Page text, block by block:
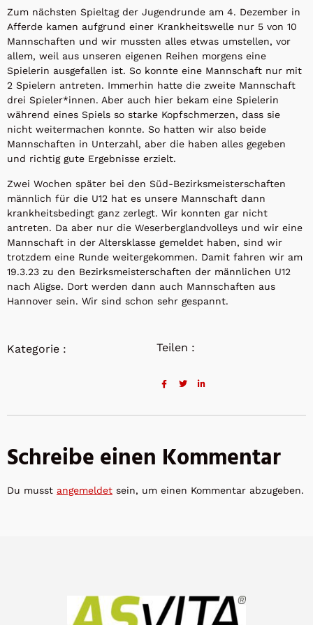
Zum nächsten Spieltag der Jugendrunde am 4. Dezember in
Afferde kamen aufgrund einer Krankheitswelle nur 5 von 10
Mannschaften und wir mussten alles etwas umstellen, vor
allem, weil aus unseren eigenen Reihen morgens eine
Spielerin ausgefallen ist. So konnte eine Mannschaft nur mit
2 Spielern antreten. Immerhin hatte die zweite Mannschaft
drei Spieler*innen. Aber auch hier bekam eine Spielerin
während eines Spiels so starke Kopfschmerzen, dass sie
nicht weitermachen konnte. So hatten wir also beide
Mannschaften in Unterzahl, aber die haben alles gegeben
und richtig gute Ergebnisse erzielt.
Zwei Wochen später bei den Süd-Bezirksmeisterschaften
männlich für die U12 hat es unsere Mannschaft dann
krankheitsbedingt ganz zerlegt. Wir konnten gar nicht
antreten. Da aber nur die Weserberglandvolleys und wir eine
Mannschaft in der Altersklasse gemeldet haben, sind wir
trotzdem eine Runde weitergekommen. Damit fahren wir am
19.3.23 zu den Bezirksmeisterschaften der männlichen U12
nach Aligse. Dort werden dann auch Mannschaften aus
Hannover sein. Wir sind schon sehr gespannt.
Kategorie : Teilen :
Schreibe einen Kommentar
Du musst angemeldet sein, um einen Kommentar abzugeben.